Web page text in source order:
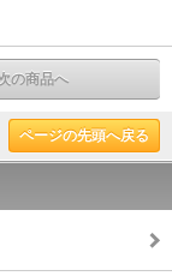
の商品へ
ページの先頭へ戻る